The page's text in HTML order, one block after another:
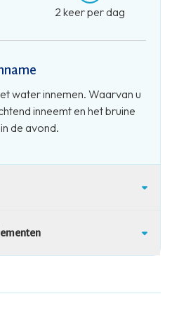
2 keer per dag
water innemen. Waarvan u
inneemt en het bruine
de avond.